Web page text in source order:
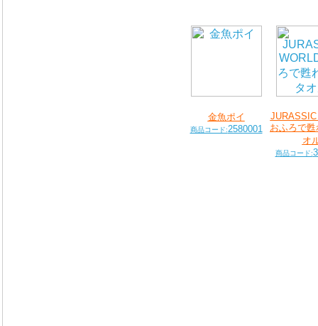
金魚ポイ
商品コード:2580001
おふろで
オ
商品コード: